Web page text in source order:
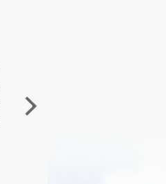
角的端點，冬季海浪拍打
著礁岸，旺盛的侵蝕作